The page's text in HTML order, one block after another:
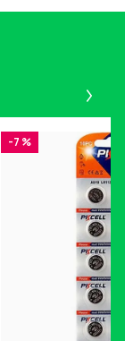
-7 %